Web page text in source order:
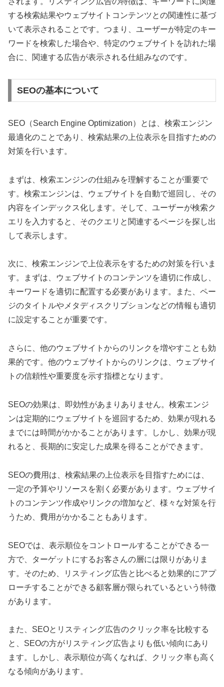
する検索結果やウェブサイトコンテンツとの関連性に基づ
いて表示されることです。つまり、ユーザーが特定のキー
ワードを検索した場合や、特定のウェブサイトを訪れた場
合に、関連する広告が表示される仕組みなのです。
SEOの基本について
SEO（Search Engine Optimization）とは、検索エンジン
最適化のことであり、検索結果の上位表示を目指すための
対策を行います。
まずは、検索エンジンの仕組みを理解することが重要で
す。検索エンジンは、ウェブサイトを自動で巡回し、その
内容をインデックス化します。そして、ユーザーが検索ク
エリを入力すると、そのクエリと関連するページを探し出
して表示します。
次に、検索エンジンで上位表示をするための対策を行いま
す。まずは、ウェブサイトのコンテンツを適切に作成し、
キーワードを適切に配置する必要があります。また、ペー
ジのタイトルやメタディスクリプションなどの情報も適切
に設定することが重要です。
さらに、他のウェブサイトからのリンクを増やすことも効
果的です。他のウェブサイトからのリンクは、ウェブサイ
トの信頼性や重要度を示す指標となります。
SEOの効果は、即効性があまりありません。検索エンジ
ンは定期的にウェブサイトを巡回するため、効果が現れる
までには時間がかかることがあります。しかし、効果が現
れると、長期的に安定した成果を得ることができます。
SEOの費用は、検索結果の上位表示を目指すためには、
一定の予算やリソースを割く必要があります。ウェブサイ
トのコンテンツ作成やリンクの増加など、様々な対策を行
うため、費用がかかることもあります。
SEOでは、表示順位をコントロールすることができる一
方で、ターゲットにするお客さんの層には限りがありま
す。そのため、リスティング広告と比べると効果的にアプ
ローチすることができる顧客層が限られているという特徴
があります。
また、SEOとリスティング広告のクリック率を比較する
と、SEOの方がリスティング広告よりも低い傾向にあり
ます。しかし、表示順位が高くなれば、クリック率も高く
なる傾向があります。